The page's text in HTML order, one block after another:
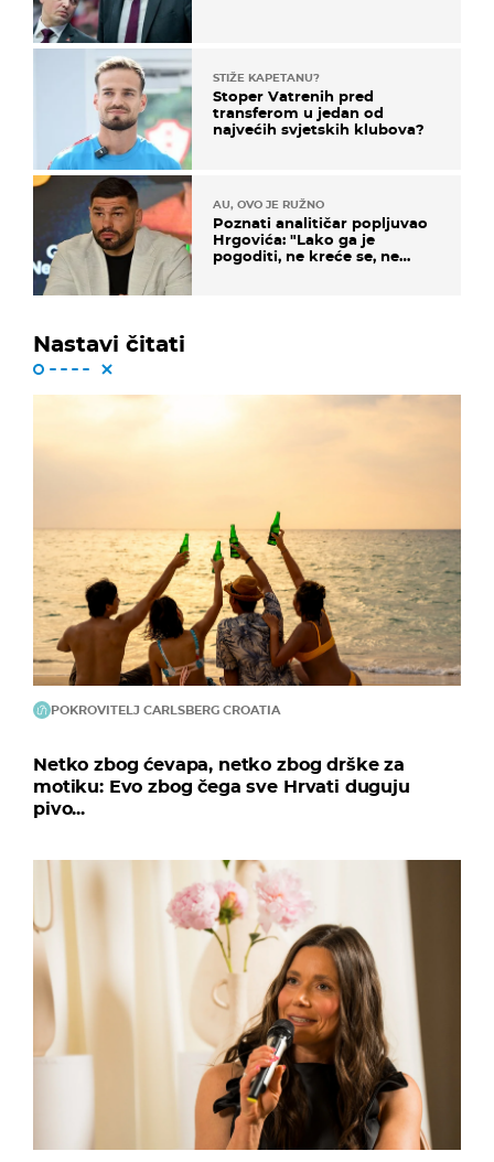
STIŽE KAPETANU?
Stoper Vatrenih pred
transferom u jedan od
najvećih svjetskih klubova?
AU, OVO JE RUŽNO
Poznati analitičar popljuvao
Hrgovića: "Lako ga je
pogoditi, ne kreće se, ne
Nastavi čitati
POKROVITELJ CARLSBERG CROATIA
Netko zbog ćevapa, netko zbog drške za
motiku: Evo zbog čega sve Hrvati duguju
pivo...